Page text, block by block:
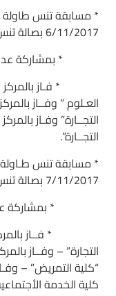
* مسابقة تنس
6/11/2017 بصالة تنس الطاولة بأســوان الجديدة
* بمشاركة عدد “24”
* فـاز بالمركز
العـلوم ” وفــاز
التجــارة” وفـاز
التجــارة”.
* مسابقة تنس
7/11/2017 بصالة تنس الطـاولة بأســوان الجديدة.
* بمشاركة عدد “10”
* فــاز بالمركز
التجارة” – وفــاز
“كلية التمريض” –
كلية الخدمة